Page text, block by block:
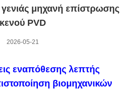
μηχανή επίστρωσης
κενού PVD
2026-05-21
εναπόθεσης λεπτής
βιομηχανικών